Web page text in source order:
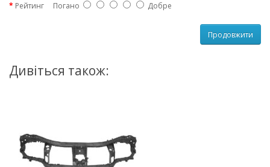
Рейтинг Погано Добре
Продовжити
Дивіться також: